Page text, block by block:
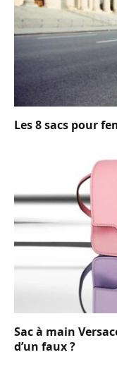
Les 8 sacs pour
Sac à main
d’un faux ?